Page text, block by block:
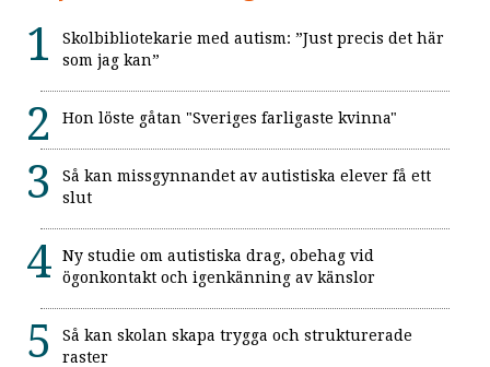
Skolbibliotekarie med autism: ”Just precis det här
som jag kan”
Hon löste gåtan "Sveriges farligaste kvinna"
Så kan missgynnandet av autistiska elever få ett
slut
Ny studie om autistiska drag, obehag vid
ögonkontakt och igenkänning av känslor
Så kan skolan skapa trygga och strukturerade
raster